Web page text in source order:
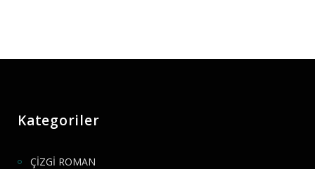
Kategoriler
ÇİZGİ ROMAN